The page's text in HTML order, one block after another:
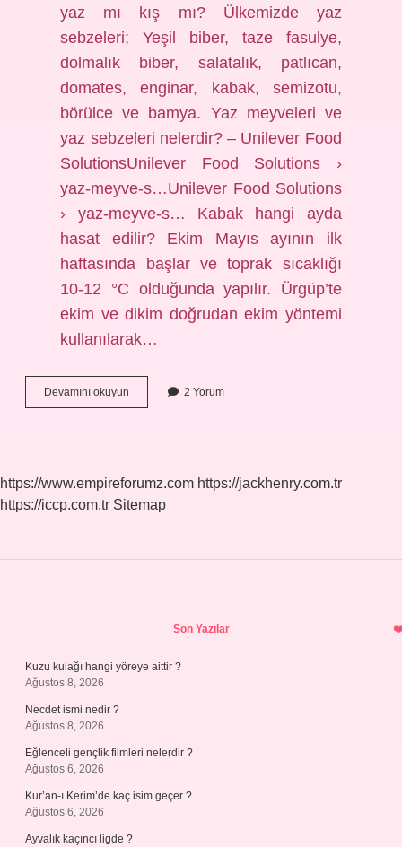
yaz mı kış mı? Ülkemizde yaz
sebzeleri; Yeşil biber, taze fasulye,
dolmalık biber, salatalık, patlıcan,
domates, enginar, kabak, semizotu,
börülce ve bamya. Yaz meyveleri ve
yaz sebzeleri nelerdir? – Unilever Food
SolutionsUnilever Food Solutions ›
yaz-meyve-s…Unilever Food Solutions
› yaz-meyve-s… Kabak hangi ayda
hasat edilir? Ekim Mayıs ayının ilk
haftasında başlar ve toprak sıcaklığı
10-12 °C olduğunda yapılır. Ürgüp’te
ekim ve dikim doğrudan ekim yöntemi
kullanılarak…
Devamını okuyun
Hangi
2 Yorum
https://www.empireforumz.com https://jackhenry.com.tr
https://iccp.com.tr Sitemap
Son Yazılar
Kuzu kulağı hangi yöreye aittir ?
Ağustos 8, 2026
Necdet ismi nedir ?
Ağustos 8, 2026
Eğlenceli gençlik filmleri nelerdir ?
Ağustos 6, 2026
Kur’an-ı Kerim’de kaç isim geçer ?
Ağustos 6, 2026
Ayvalık kaçıncı ligde ?